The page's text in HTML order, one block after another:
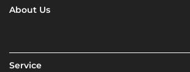
About Us
Service